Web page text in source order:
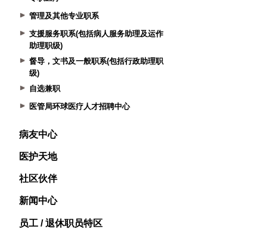
管理及其他专业职系
支援服务职系(包括病人服务助理及运作
助理职级)
督导，文书及一般职系(包括行政助理职
级)
自选兼职
医管局环球医疗人才招聘中心
病友中心
医护天地
社区伙伴
新闻中心
员工 / 退休职员特区